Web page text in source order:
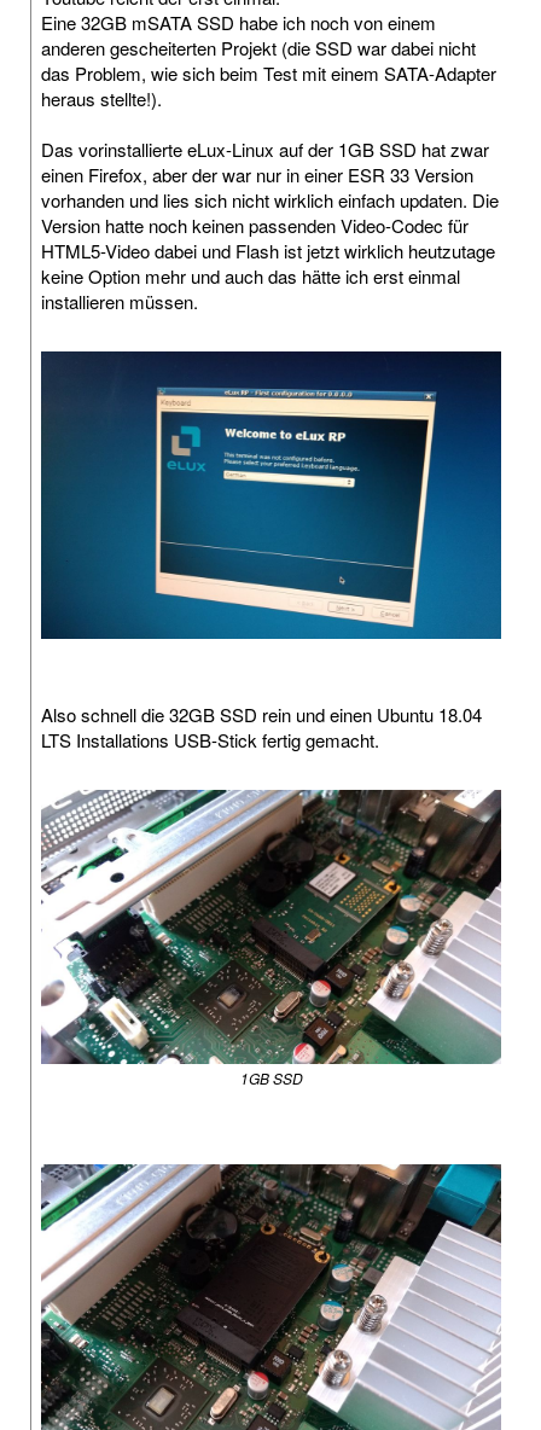
Eine 32GB mSATA SSD habe ich noch von einem
anderen gescheiterten Projekt (die SSD war dabei nicht
das Problem, wie sich beim Test mit einem SATA-Adapter
heraus stellte!).
Das vorinstallierte eLux-Linux auf der 1GB SSD hat zwar
einen Firefox, aber der war nur in einer ESR 33 Version
vorhanden und lies sich nicht wirklich einfach updaten. Die
Version hatte noch keinen passenden Video-Codec für
HTML5-Video dabei und Flash ist jetzt wirklich heutzutage
keine Option mehr und auch das hätte ich erst einmal
installieren müssen.
Also schnell die 32GB SSD rein und einen Ubuntu 18.04
LTS Installations USB-Stick fertig gemacht.
1GB SSD